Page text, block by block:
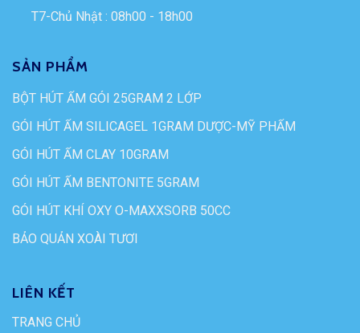
T7-Chủ Nhật : 08h00 - 18h00
SẢN PHẨM
BỘT HÚT ẨM GÓI 25GRAM 2 LỚP
GÓI HÚT ẨM SILICAGEL 1GRAM DƯỢC-MỸ PHẨM
GÓI HÚT ẨM CLAY 10GRAM
GÓI HÚT ẨM BENTONITE 5GRAM
GÓI HÚT KHÍ OXY O-MAXXSORB 50CC
BẢO QUẢN XOÀI TƯƠI
LIÊN KẾT
TRANG CHỦ